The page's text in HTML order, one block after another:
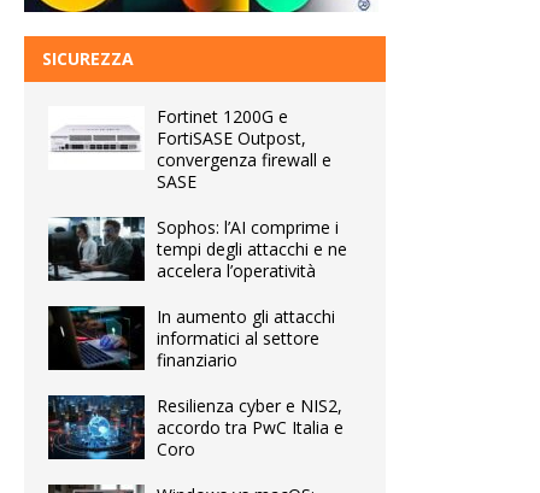
SICUREZZA
Fortinet 1200G e
FortiSASE Outpost,
convergenza firewall e
SASE
Sophos: l’AI comprime i
tempi degli attacchi e ne
accelera l’operatività
In aumento gli attacchi
informatici al settore
finanziario
Resilienza cyber e NIS2,
accordo tra PwC Italia e
Coro